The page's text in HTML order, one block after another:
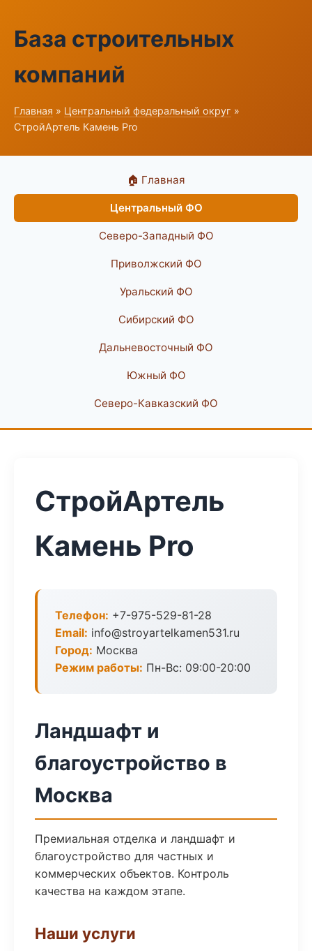
База строительных
компаний
Главная » Центральный федеральный округ »
СтройАртель Камень Pro
🏠 Главная
Центральный ФО
Северо-Западный ФО
Приволжский ФО
Уральский ФО
Сибирский ФО
Дальневосточный ФО
Южный ФО
Северо-Кавказский ФО
СтройАртель
Камень Pro
Телефон: +7-975-529-81-28
Email: info@stroyartelkamen531.ru
Город: Москва
Режим работы: Пн-Вс: 09:00-20:00
Ландшафт и
благоустройство в
Москва
Премиальная отделка и ландшафт и
благоустройство для частных и
коммерческих объектов. Контроль
качества на каждом этапе.
Наши услуги